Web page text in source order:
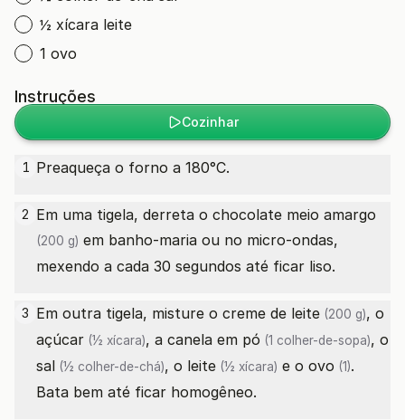
½ xícara leite
1 ovo
Instruções
Cozinhar
1 Preaqueça o forno a 180°C.
2 Em uma tigela, derreta o chocolate meio amargo
(200 g) em banho-maria ou no micro-ondas,
mexendo a cada 30 segundos até ficar liso.
3 Em outra tigela, misture o creme de leite (200 g), o
açúcar (½ xícara), a canela em pó (1 colher-de-sopa), o
sal (½ colher-de-chá), o leite (½ xícara) e o ovo (1).
Bata bem até ficar homogêneo.